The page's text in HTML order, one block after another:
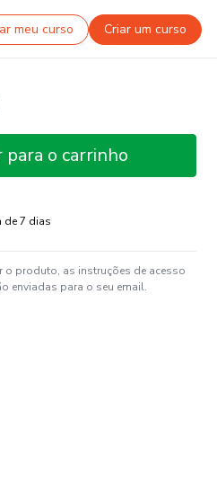
meu curso Criar um curso
para o carrinho
de 7 dias
o produto, as instruções de acesso
enviadas para o seu email.